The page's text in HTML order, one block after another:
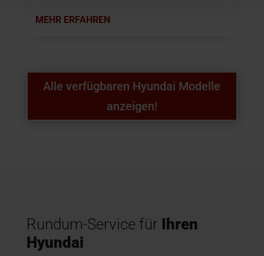
MEHR ERFAHREN
Alle verfügbaren Hyundai Modelle
anzeigen!
Rundum-Service für Ihren
Hyundai